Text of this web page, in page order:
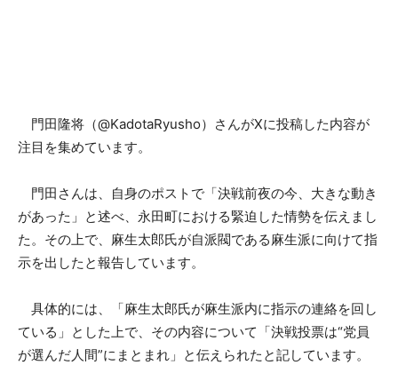
門田隆将（@KadotaRyusho）さんがXに投稿した内容が
注目を集めています。
門田さんは、自身のポストで「決戦前夜の今、大きな動き
があった」と述べ、永田町における緊迫した情勢を伝えまし
た。その上で、麻生太郎氏が自派閥である麻生派に向けて指
示を出したと報告しています。
具体的には、「麻生太郎氏が麻生派内に指示の連絡を回し
ている」とした上で、その内容について「決戦投票は“党員
が選んだ人間”にまとまれ」と伝えられたと記しています。